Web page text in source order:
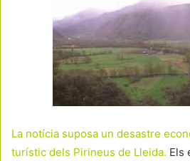
La notícia suposa un desastre
turístic dels Pirineus de Lleida. Els